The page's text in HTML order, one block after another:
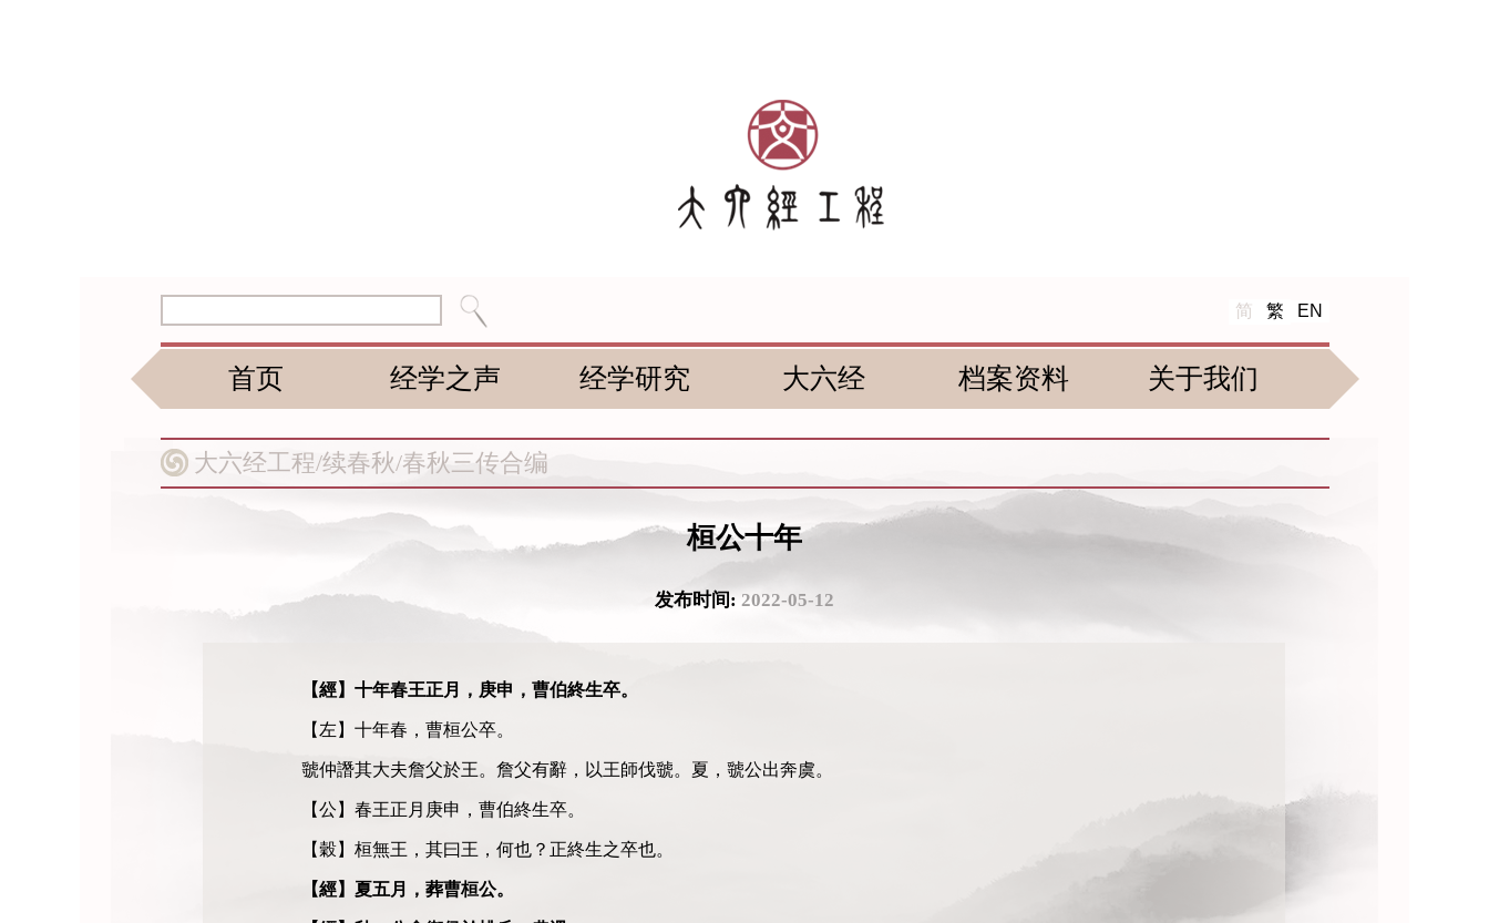
简 繁 EN
首页 经学之声 经学研究 大六经 档案资料 关于我们
大六经工程/续春秋/春秋三传合编
桓公十年
发布时间: 2022-05-12
【經】十年春王正月，庚申，曹伯終生卒。
【左】十年春，曹桓公卒。
虢仲譖其大夫詹父於王。詹父有辭，以王師伐虢。夏，虢公出奔虞。
【公】春王正月庚申，曹伯終生卒。
【穀】桓無王，其曰王 ， 何也？正終生之卒也。
【經】夏五月，葬曹桓公。